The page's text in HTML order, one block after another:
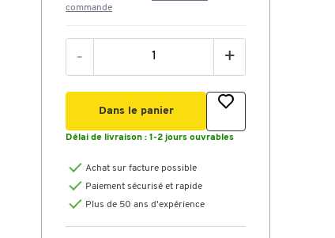
commande
- +
Dans le panier
Délai de livraison : 1-2 jours ouvrables
Achat sur facture possible
Paiement sécurisé et rapide
Plus de 50 ans d'expérience